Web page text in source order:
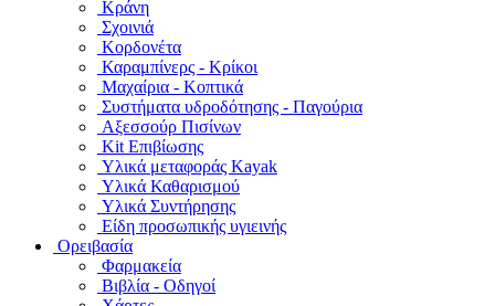
Κράνη
Σχοινιά
Κορδονέτα
Καραμπίνερς - Κρίκοι
Μαχαίρια - Κοπτικά
Συστήματα υδροδότησης - Παγούρια
Αξεσσούρ Πισίνων
Kit Επιβίωσης
Υλικά μεταφοράς Kayak
Υλικά Καθαρισμού
Υλικά Συντήρησης
Είδη προσωπικής υγιεινής
Ορειβασία
Φαρμακεία
Βιβλία - Οδηγοί